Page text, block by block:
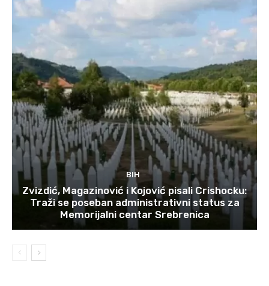
BIH
Zvizdić, Magazinović i Kojović pisali Crishocku:
Traži se poseban administrativni status za
Memorijalni centar Srebrenica